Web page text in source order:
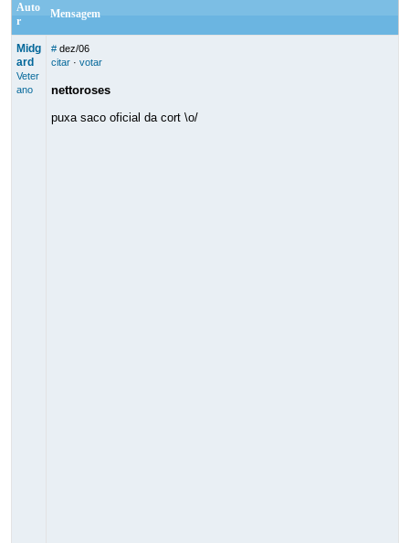
Auto
r
Mensagem
Midg
ard
Veter
ano
# dez/06
citar· votar
nettoroses
puxa saco oficial da cort \o/